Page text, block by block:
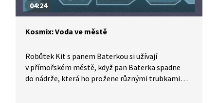
04:24
Kosmix: Voda ve městě
Robůtek Kit s panem Baterkou si užívají
v přímořském městě, když pan Baterka spadne
do nádrže, která ho prožene různými trubkami